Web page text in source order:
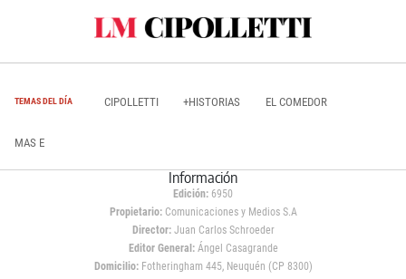
TEMAS DEL DÍA CIPOLLETTI +HISTORIAS EL COMEDOR
MAS E
Información
Edición: 6950
Propietario:Comunicaciones y Medios S.A
Director: Juan Carlos Schroeder
Editor General:Ángel Casagrande
Domicilio:Fotheringham 445, Neuquén (CP 8300)